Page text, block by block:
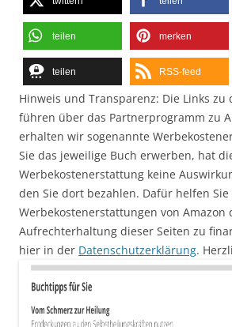
teilen merken
teilen RSS-feed
Hinweis und Transparenz: Die Links zu
führen über das Partnerprogramm zu
erhalten wir sogenannte
Sie das jeweilige Buch erwerben, hat
Werbekostenerstattung keine
den Sie dort bezahlen. Dafür helfen
Werbekostenerstattungen von Amazon
Aufrechterhaltung dieser Seiten zu
hier in der Datenschutzerklärung.